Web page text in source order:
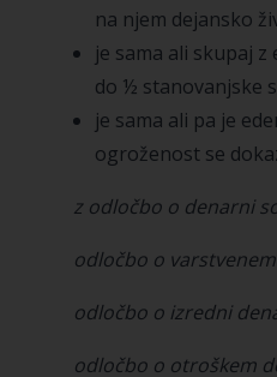
na njem dejansko
je sama ali skupaj
do ½ stanovanjske
je sama ali pa je
ogroženost se
z odločbo o denarni
odločbo o
odločbo o izredni
odločbo o otroškem